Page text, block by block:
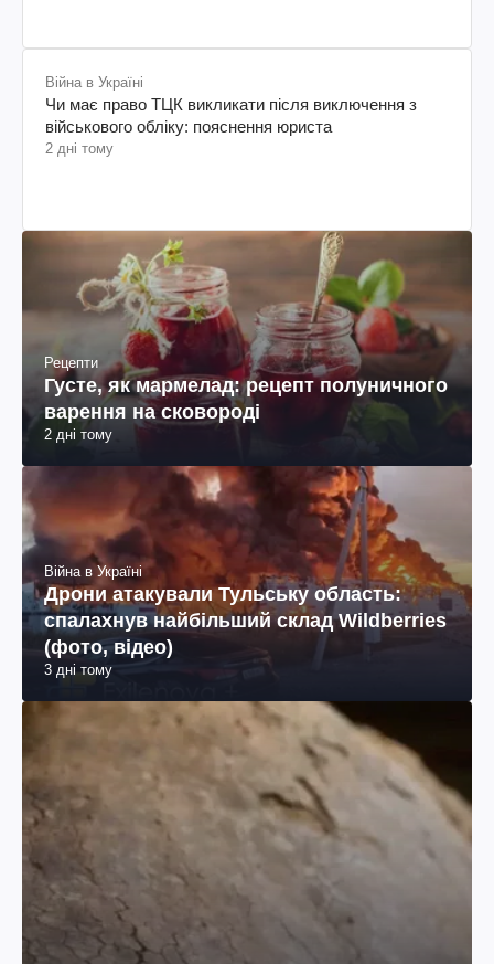
Війна в Україні
Чи має право ТЦК викликати після виключення з
військового обліку: пояснення юриста
2 дні тому
Рецепти
Густе, як мармелад: рецепт полуничного
варення на сковороді
2 дні тому
Війна в Україні
Дрони атакували Тульську область:
спалахнув найбільший склад Wildberries
(фото, відео)
3 дні тому